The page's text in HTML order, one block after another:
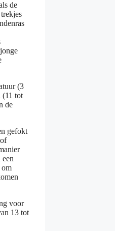
de
(3
(11 tot
de
gefokt
een
om
voor
13 tot